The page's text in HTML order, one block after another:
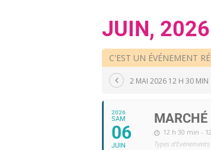
JUIN, 2026
C'EST UN ÉVÉNEMENT
2 MAI 2026 12 H 30 MIN
2026
SAM
06
JUIN
MARCHÉ
12 h 30 min -
Types